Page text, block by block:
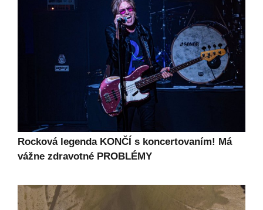
Rocková legenda KONČÍ s koncertovaním! Má
vážne zdravotné PROBLÉMY